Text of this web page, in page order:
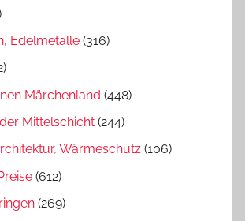
Edelmetalle (316)
Märchenland (448)
Mittelschicht (244)
Wärmeschutz (106)
(612)
(269)